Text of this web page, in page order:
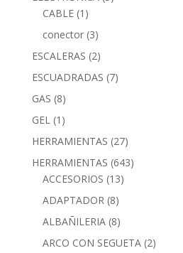
CABLE (1)
conector (3)
ESCALERAS (2)
ESCUADRADAS (7)
GAS (8)
GEL (1)
HERRAMIENTAS (27)
HERRAMIENTAS (643)
ACCESORIOS (13)
ADAPTADOR (8)
ALBAÑILERIA (8)
ARCO CON SEGUETA (2)